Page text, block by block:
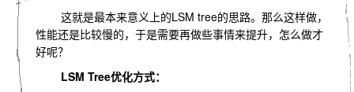
这就是最本来意义上的LSM tree的思路。那么这样做，
性能还是比较慢的，于是需要再做些事情来提升，怎么做才
好呢？
LSM Tree优化方式：